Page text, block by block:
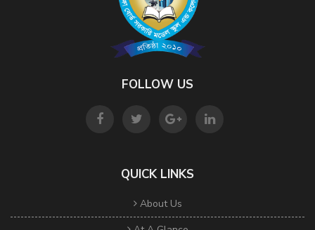
FOLLOW US
QUICK LINKS
About Us